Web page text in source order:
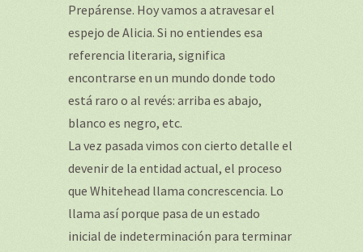
Prepárense. Hoy vamos a atravesar el
espejo de Alicia. Si no entiendes esa
referencia literaria, significa
encontrarse en un mundo donde todo
está raro o al revés: arriba es abajo,
blanco es negro, etc.
La vez pasada vimos con cierto detalle el
devenir de la entidad actual, el proceso
que Whitehead llama concrescencia. Lo
llama así porque pasa de un estado
inicial de indeterminación para terminar